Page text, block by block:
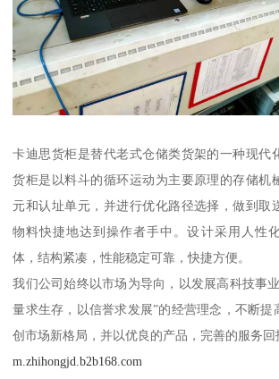
卡迪思货柜是替代老式仓储类货架的一种现代
货柜是以料斗的循环运动为主要原理的存储机
元和认址单元，并进行优化路径选择，做到取
物料快捷地达到操作者手中。设计采用人性
体，结构紧凑，性能稳定可靠，快捷方便。
我们公司始终以市场为导向，以发展高科技事
量求生存，以信誉求发展”的经营理念，不断提
创市场新格局，并以优良的产品，完善的服务回
m.zhihongjd.b2b168.com